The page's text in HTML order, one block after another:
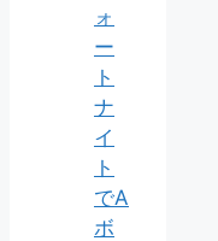
ォ
ー
ト
ナ
イ
ト
でA
ボ